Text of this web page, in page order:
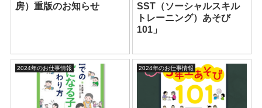
房）重版のお知らせ
SST（ソーシャルスキル
トレーニング）あそび
101」
2024年のお仕事情報 2024年のお仕事情報